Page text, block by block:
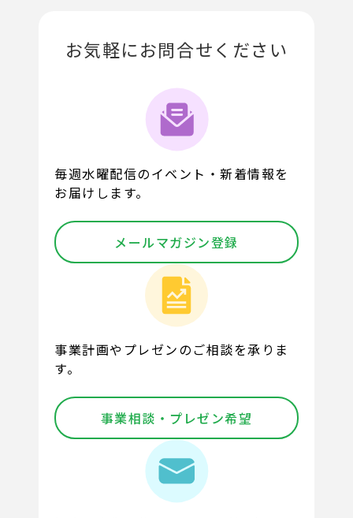
お気軽にお問合せください
毎週水曜配信のイベント・新着情報を
お届けします。
メールマガジン登録
事業計画やプレゼンのご相談を承りま
す。
事業相談・プレゼン希望